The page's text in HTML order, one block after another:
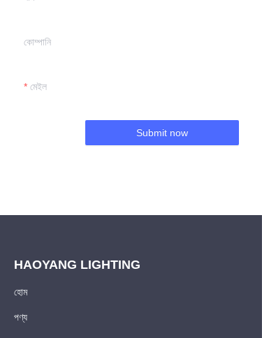
কোম্পানি
মেইল
Submit now
HAOYANG LIGHTING
হোম
পণ্য